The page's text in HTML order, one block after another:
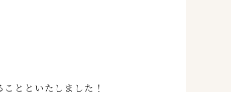
とといたしました！